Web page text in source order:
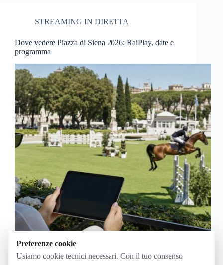
STREAMING IN DIRETTA
Dove vedere Piazza di Siena 2026: RaiPlay, date e
programma
Preferenze cookie
Usiamo cookie tecnici necessari. Con il tuo consenso